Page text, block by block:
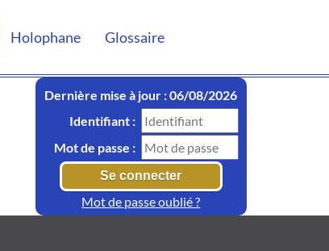
Holophane Glossaire
Dernière mise à jour : 06/08/2026
Identifiant :
Mot de passe :
Mot de passe oublié ?